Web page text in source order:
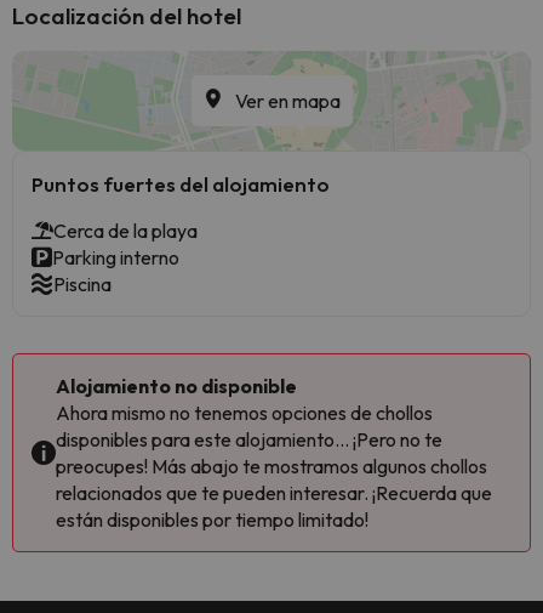
Localización del hotel
Ver en mapa
Puntos fuertes del alojamiento
Cerca de la playa
Parking interno
Piscina
Alojamiento no disponible
Ahora mismo no tenemos opciones de chollos
disponibles para este alojamiento... ¡Pero no te
preocupes! Más abajo te mostramos algunos chollos
relacionados que te pueden interesar. ¡Recuerda que
están disponibles por tiempo limitado!